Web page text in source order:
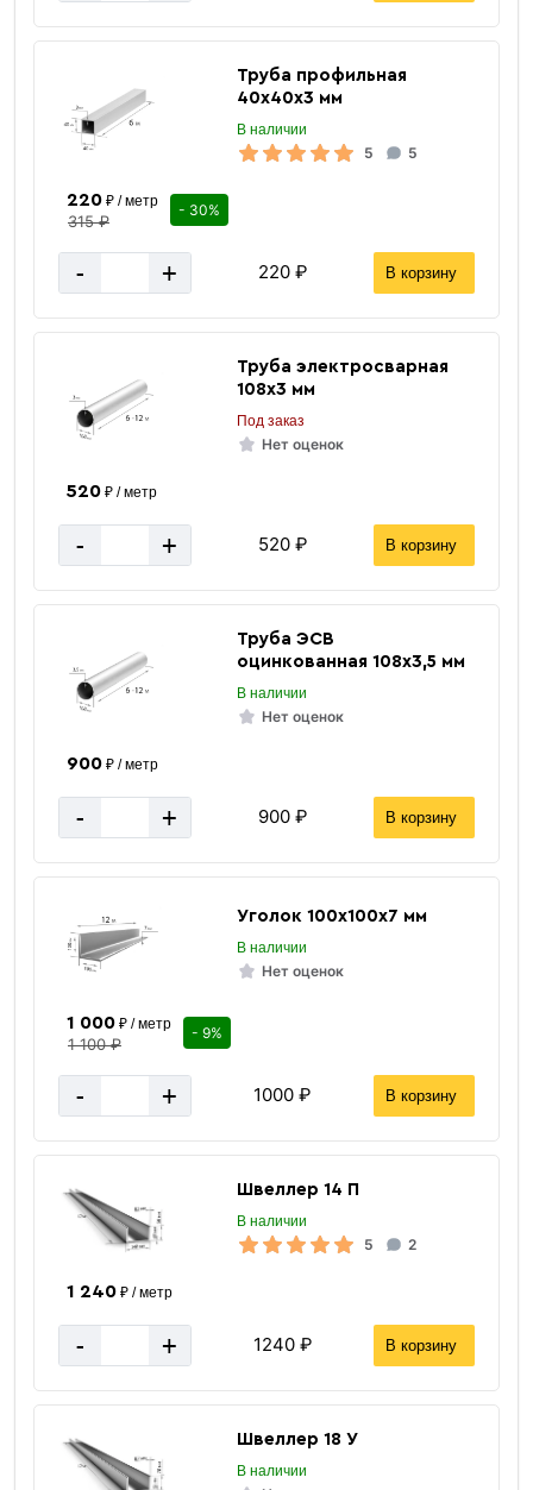
Труба профильная
40х40х3 мм
В наличии
5 5
220₽ / метр
315 ₽
- 30%
- + 220 ₽ В корзину
Труба электросварная
108х3 мм
Под заказ
Нет оценок
520₽ / метр
- + 520 ₽ В корзину
Труба ЭСВ
оцинкованная 108х3,5 мм
В наличии
Нет оценок
900₽ / метр
- + 900 ₽ В корзину
Уголок 100х100х7 мм
В наличии
Нет оценок
1 000₽ / метр
1 100 ₽
- 9%
- + 1000 ₽ В корзину
Швеллер 14 П
В наличии
5 2
1 240₽ / метр
- + 1240 ₽ В корзину
Швеллер 18 У
В наличии